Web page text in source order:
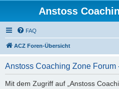
Anstoss
FAQ
ACZ Foren-Übersicht
Anstoss Coaching Zone
Mit dem Zugriff auf „Anstoss